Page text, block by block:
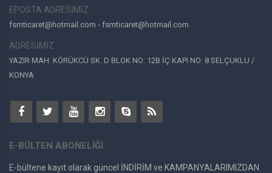
EPOSTA ADRESİMİZ
fsmticaret@hotmail.com - fsmticaret@hotmail.com
ADRESİMİZ
YAZIR MAH. KÖRÜKCÜ SK. D BLOK NO: 12B İÇ KAPI NO: 8 SELÇUKLU /
KONYA
E-BÜLTEN ABONELİĞİ
E-bültene kayıt olarak güncel İNDİRİM ve KAMPANYALARIMIZDAN